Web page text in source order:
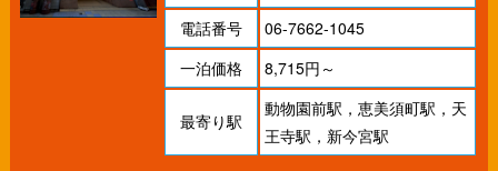
電話番号
06-7662-1045
一泊価格
8,715円～
最寄り駅
動物園前駅，恵美須町駅，天
王寺駅，新今宮駅